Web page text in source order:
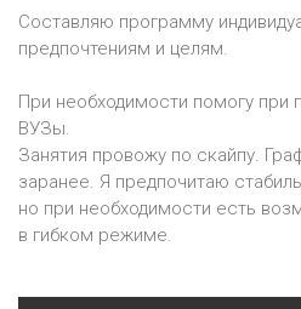
Составляю программу
предпочтениям и целям.
При необходимости помогу при
ВУЗы.
Занятия провожу по скайпу.
заранее. Я предпочитаю
но при необходимости есть
в гибком режиме.